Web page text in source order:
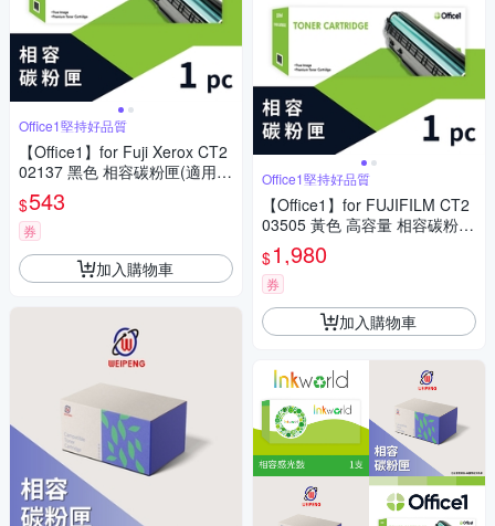
Office1堅持好品質
【Office1】for Fuji Xerox CT2
02137 黑色 相容碳粉匣(適用D
ocuPrint P115b/P115W/M115
b/M115W/M115fs/M115Z)
$543
券
加入購物車
Office1堅持好品質
【Office1】for FUJIFILM CT2
03505 黃色 高容量 相容碳粉匣
(適用ApeosPrint C325dw/Ape
os C325dw/C325z)
$1,980
券
加入購物車